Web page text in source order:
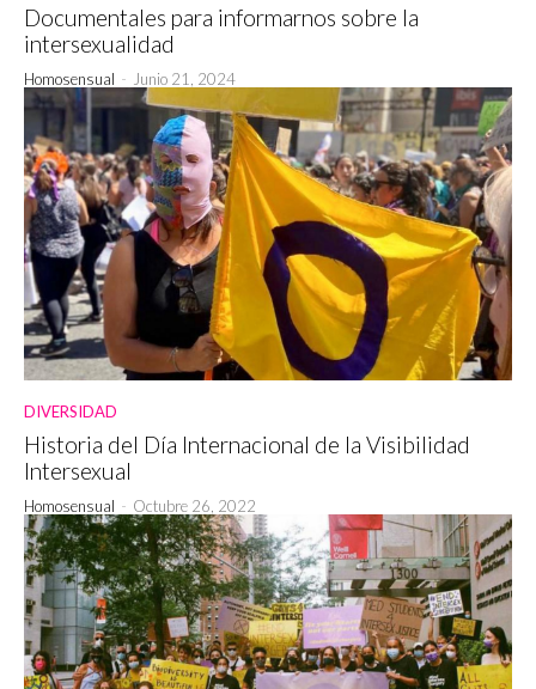
Documentales para informarnos sobre la
intersexualidad
Homosensual - Junio 21, 2024
DIVERSIDAD
Historia del Día Internacional de la Visibilidad
Intersexual
Homosensual - Octubre 26, 2022